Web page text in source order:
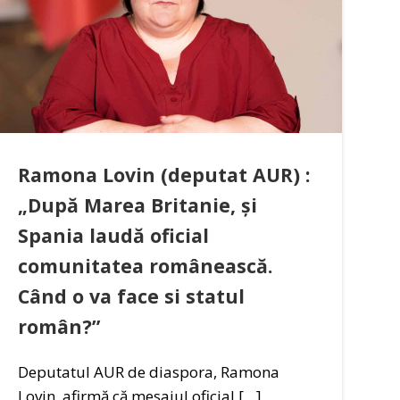
Ramona Lovin (deputat AUR) :
„După Marea Britanie, și
Spania laudă oficial
comunitatea românească.
Când o va face si statul
român?”
Deputatul AUR de diaspora, Ramona